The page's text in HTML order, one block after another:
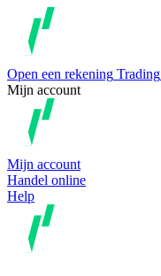
Open een rekening Trading
Mijn account
Mijn account
Handel online
Help